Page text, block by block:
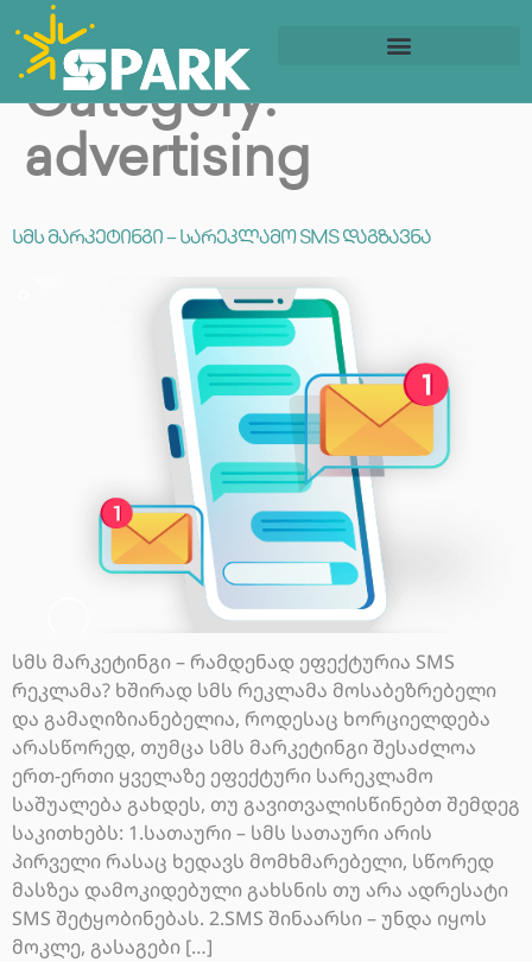
Category:
advertising
სმს მარკეტინგი – სარეკლამო SMS დაგზავნა
სმს მარკეტინგი – რამდენად ეფექტურია SMS
რეკლამა? ხშირად სმს რეკლამა მოსაბეზრებელი
და გამაღიზიანებელია, როდესაც ხორციელდება
არასწორედ, თუმცა სმს მარკეტინგი შესაძლოა
ერთ-ერთი ყველაზე ეფექტური სარეკლამო
საშუალება გახდეს, თუ გავითვალისწინებთ შემდეგ
საკითხებს: 1.სათაური – სმს სათაური არის
პირველი რასაც ხედავს მომხმარებელი, სწორედ
მასზეა დამოკიდებული გახსნის თუ არა ადრესატი
SMS შეტყობინებას. 2.SMS შინაარსი – უნდა იყოს
მოკლე, გასაგები […]